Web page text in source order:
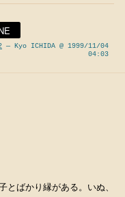
— Kyo ICHIDA @ 1999/11/04
04:03
とばかり縁がある。いぬ、